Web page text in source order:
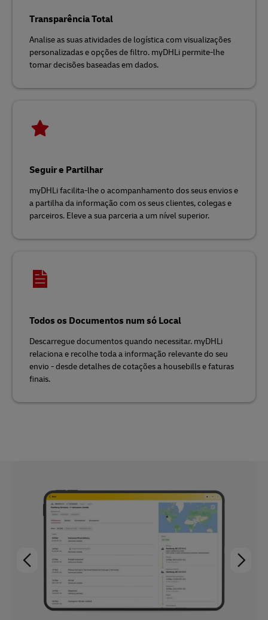
Transparência Total
Analise as suas atividades de logística com visualizações
personalizadas e opções de filtro. myDHLi permite-lhe
tomar decisões baseadas em dados.
Seguir e Partilhar
myDHLi facilita-lhe o acompanhamento dos seus envios e
a partilha da informação com os seus clientes, colegas e
parceiros. Eleve a sua parceria a um nível superior.
Todos os Documentos num só Local
Descarregue documentos quando necessitar. myDHLi
relaciona e recolhe toda a informação relevante do seu
envio - desde detalhes de cotações a housebills e faturas
finais.